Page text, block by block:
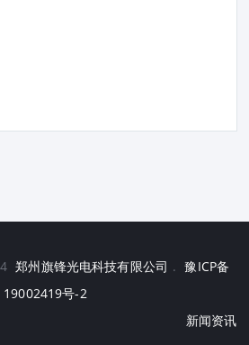
郑州旗锋光电科技有限公司 . 豫ICP备
19002419号-2
新闻资讯